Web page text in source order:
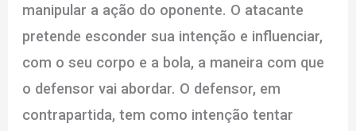
manipular a ação do oponente. O atacante
pretende esconder sua intenção e influenciar,
com o seu corpo e a bola, a maneira com que
o defensor vai abordar. O defensor, em
contrapartida, tem como intenção tentar